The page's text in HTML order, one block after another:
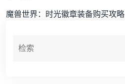
魔兽世界：时光徽章装备购买攻略